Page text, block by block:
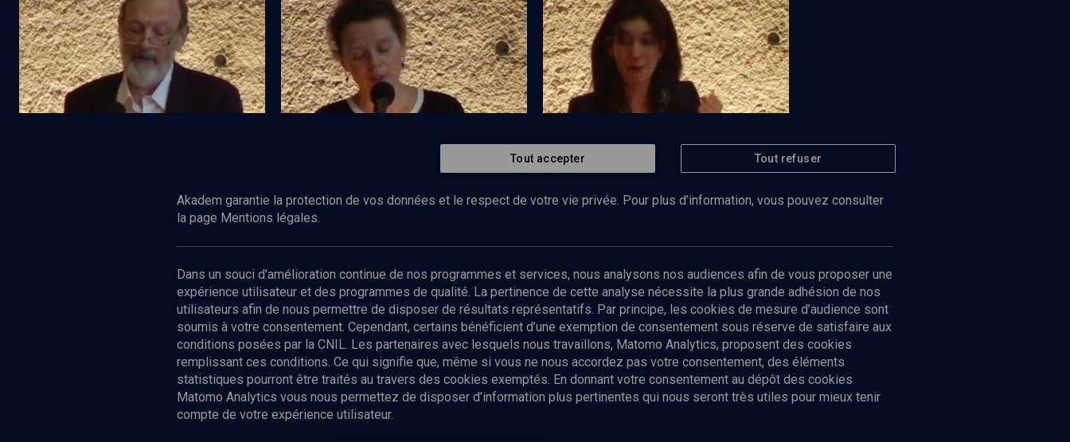
Regarder
Le yiddish et les nouveaux outils de
VIE JUIVE Regarder
Créer en yiddish
Abonnez-vous à notre newsletter
Envoyer
Nos Chaines
Tout accepter Tout refuser
Akadem garantie la protection de vos données et le respect de votre vie privée. Pour plus d’information, vous pouvez consulter
la page Mentions légales.
Dans un souci d’amélioration continue de nos programmes et services, nous analysons nos audiences afin de vous proposer une
expérience utilisateur et des programmes de qualité. La pertinence de cette analyse nécessite la plus grande adhésion de nos
utilisateurs afin de nous permettre de disposer de résultats représentatifs. Par principe, les cookies de mesure d’audience sont
soumis à votre consentement. Cependant, certains bénéficient d’une exemption de consentement sous réserve de satisfaire aux
conditions posées par la CNIL. Les partenaires avec lesquels nous travaillons, Matomo Analytics, proposent des cookies
remplissant ces conditions. Ce qui signifie que, même si vous ne nous accordez pas votre consentement, des éléments
statistiques pourront être traités au travers des cookies exemptés. En donnant votre consentement au dépôt des cookies
Matomo Analytics vous nous permettez de disposer d’information plus pertinentes qui nous seront très utiles pour mieux tenir
compte de votre expérience utilisateur.